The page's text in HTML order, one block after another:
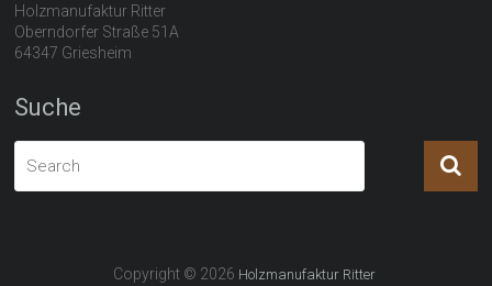
Holzmanufaktur Ritter
Oberndorfer Straße 51A
64347 Griesheim
Suche
Copyright © 2026 Holzmanufaktur Ritter